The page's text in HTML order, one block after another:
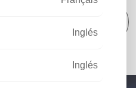
Inglés
Inglés